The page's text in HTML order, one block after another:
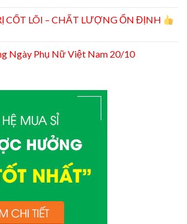
CỐT LÕI – CHẤT LƯỢNG ỔN ĐỊNH
Ngày Phụ Nữ Việt Nam 20/10